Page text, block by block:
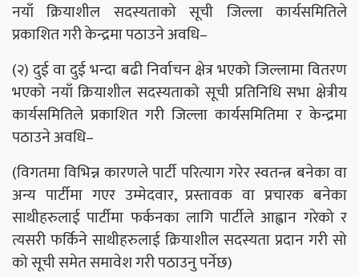
नयाँ क्रियाशील सदस्यताको सूची जिल्ला कार्यसमितिले
प्रकाशित गरी केन्द्रमा पठाउने अवधि–
(२) दुई वा दुई भन्दा बढी निर्वाचन क्षेत्र भएको जिल्लामा वितरण
भएको नयाँ क्रियाशील सदस्यताको सूची प्रतिनिधि सभा क्षेत्रीय
कार्यसमितिले प्रकाशित गरी जिल्ला कार्यसमितिमा र केन्द्रमा
पठाउने अवधि–
(विगतमा विभिन्न कारणले पार्टी परित्याग गरेर स्वतन्त्र बनेका वा
अन्य पार्टीमा गएर उम्मेदवार, प्रस्तावक वा प्रचारक बनेका
साथीहरुलाई पार्टीमा फर्कनका लागि पार्टीले आह्वान गरेको र
त्यसरी फर्किने साथीहरुलाई क्रियाशील सदस्यता प्रदान गरी सो
को सूची समेत समावेश गरी पठाउनु पर्नेछ)